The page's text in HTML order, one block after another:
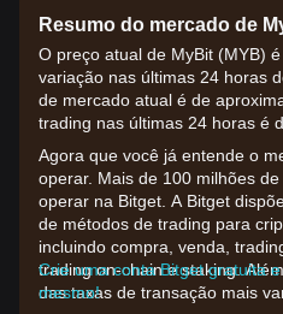
Resumo do mercado de
O preço atual de MyBit (MYB)
variação nas últimas 24 horas
de mercado atual é de
trading nas últimas 24 horas é
Agora que você já entende o
operar. Mais de 100 milhões
operar na Bitget. A Bitget
de métodos de trading para
incluindo compra, venda,
trading on-chain e staking.
das taxas de transação mais
Crie uma conta Bitget gratuita
mesmo!